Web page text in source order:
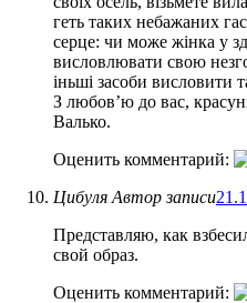
геть таких небажаних
серце: чи може жiнка у
висловлювати свою
iньшi засоби висловити
З любов’ю до вас,
Валько.
Оценить комментарий:
Цибуля Автор записи
Представляю, как
свой образ.
Оценить комментарий: